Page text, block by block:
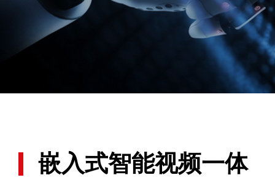
嵌入式智能视频一体